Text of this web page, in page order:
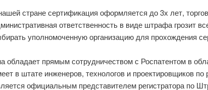
стране сертификация оформляется до 3х лет,
ответственность в виде штрафа грозит
уполномоченную организацию для прохождения
обладает прямым сотрудничеством с Роспатентом в
в штате инженеров, технологов и проектировщиков
официальным представителем регистратора по